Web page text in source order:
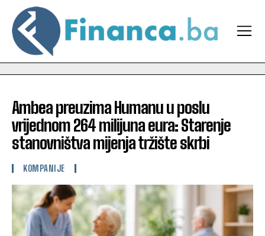
Ambea preuzima Humanu u poslu
vrijednom 264 milijuna eura: Starenje
stanovništva mijenja tržište skrbi
KOMPANIJE